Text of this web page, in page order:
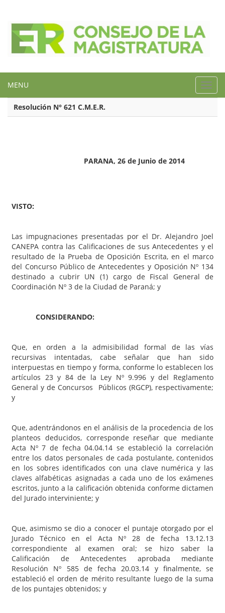
MENU
Resolución N° 621 C.M.E.R.
PARANA, 26 de Junio de 2014
VISTO:
Las impugnaciones presentadas por el Dr. Alejandro Joel
CANEPA contra las Calificaciones de sus Antecedentes y el
resultado de la Prueba de Oposición Escrita, en el marco
del Concurso Público de Antecedentes y Oposición Nº 134
destinado a cubrir UN (1) cargo de Fiscal General de
Coordinación Nº 3 de la Ciudad de Paraná; y
CONSIDERANDO:
Que, en orden a la admisibilidad formal de las vías
recursivas intentadas, cabe señalar que han sido
interpuestas en tiempo y forma, conforme lo establecen los
artículos 23 y 84 de la Ley Nº 9.996 y del Reglamento
General y de Concursos Públicos (RGCP), respectivamente;
y
Que, adentrándonos en el análisis de la procedencia de los
planteos deducidos, corresponde reseñar que mediante
Acta Nº 7 de fecha 04.04.14 se estableció la correlación
entre los datos personales de cada postulante, contenidos
en los sobres identificados con una clave numérica y las
claves alfabéticas asignadas a cada uno de los exámenes
escritos, junto a la calificación obtenida conforme dictamen
del Jurado interviniente; y
Que, asimismo se dio a conocer el puntaje otorgado por el
Jurado Técnico en el Acta Nº 28 de fecha 13.12.13
correspondiente al examen oral; se hizo saber la
Calificación de Antecedentes aprobada mediante
Resolución Nº 585 de fecha 20.03.14 y finalmente, se
estableció el orden de mérito resultante luego de la suma
de los puntajes obtenidos; y